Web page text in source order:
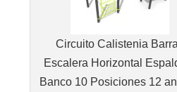
Circuito Calistenia
Escalera Horizontal
Banco 10 Posiciones 12